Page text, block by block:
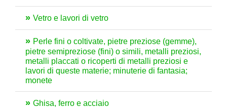
Vetro e lavori di vetro
Perle fini o coltivate, pietre preziose (gemme),
pietre semipreziose (fini) o simili, metalli preziosi,
metalli placcati o ricoperti di metalli preziosi e
lavori di queste materie; minuterie di fantasia;
monete
Ghisa, ferro e acciaio